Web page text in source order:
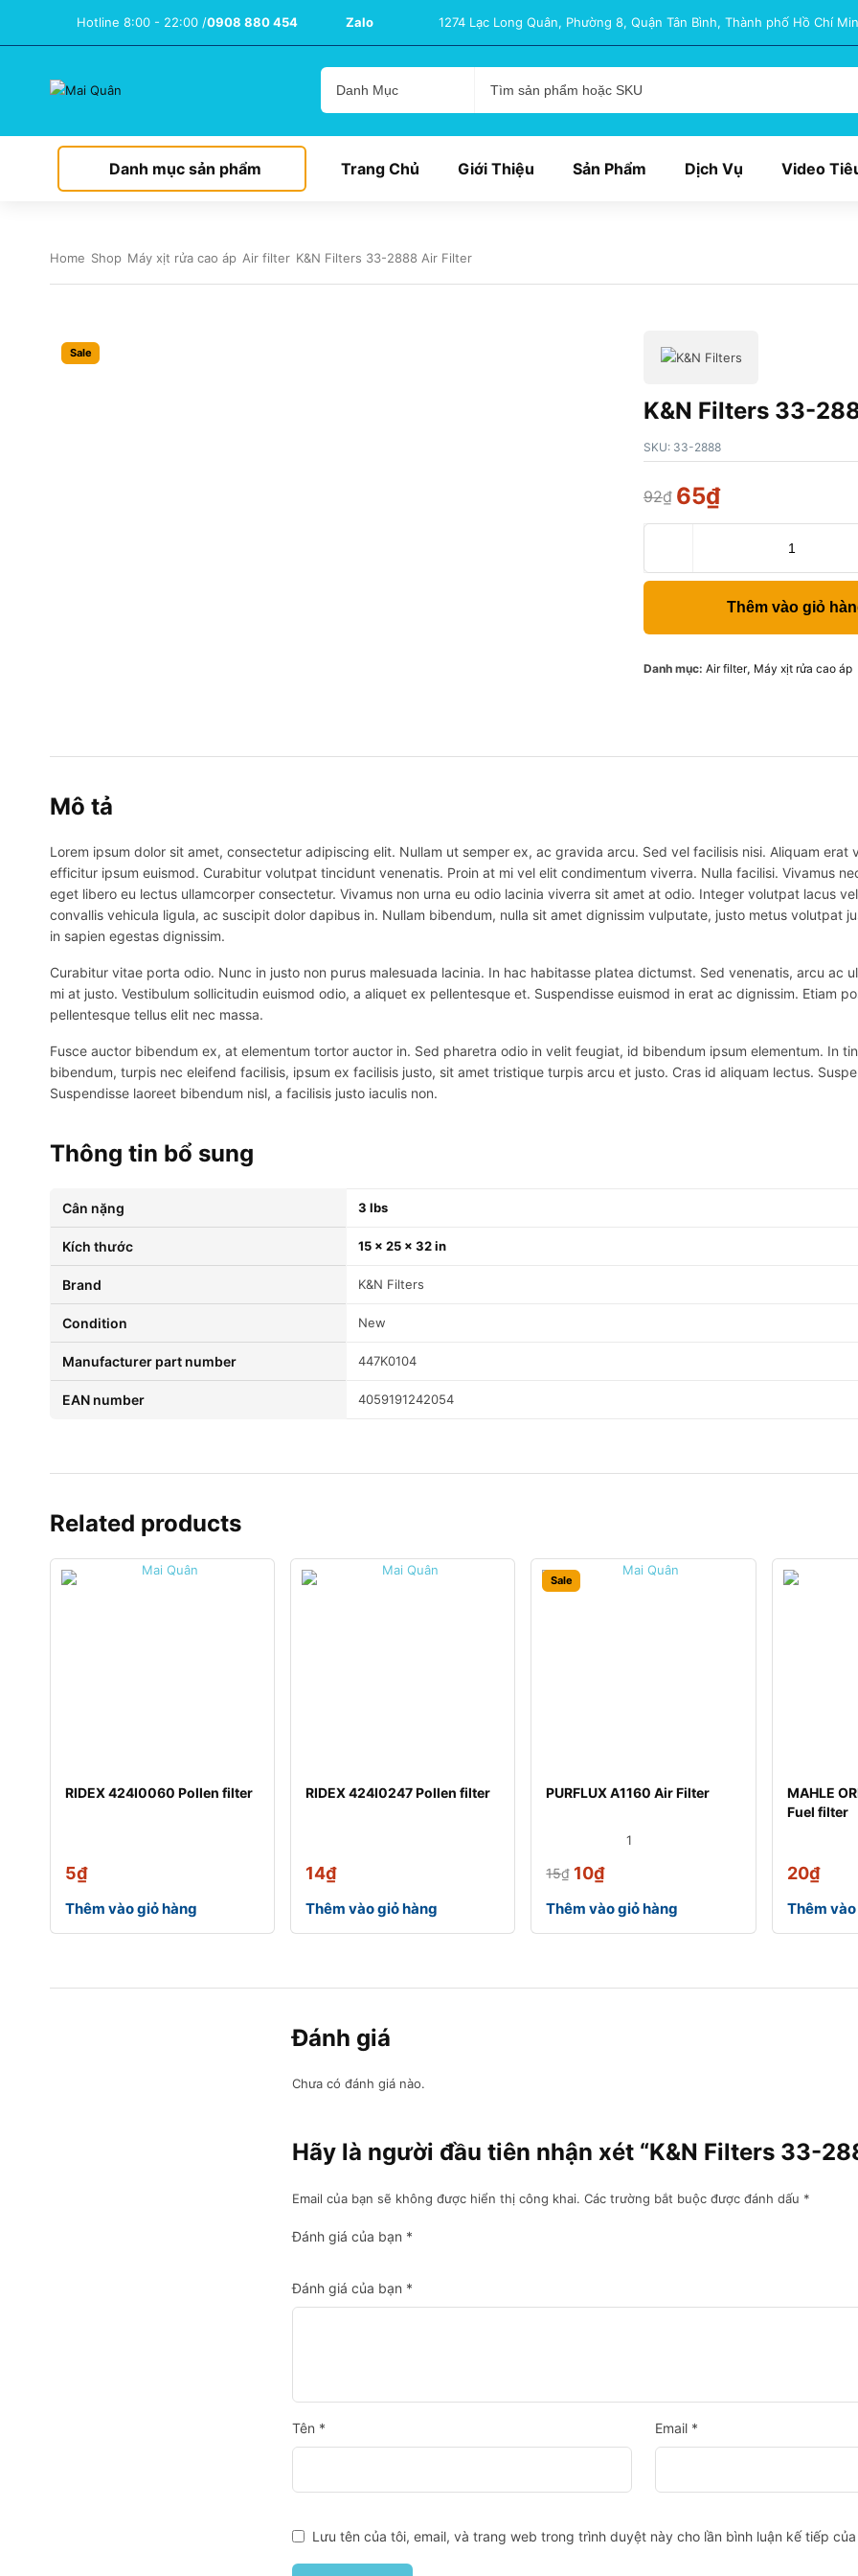
Hotline 8:00 - 22:00 /0908 880 454 Zalo 1274 Lạc Long Quân, Phường 8, Quận Tân Bình, Thành phố Hồ Chí
Danh mục sản phẩm Trang Chủ Giới Thiệu Sản Phẩm Dịch Vụ Video
Home Shop Máy xịt rửa cao áp Air filter K&N Filters 33-2888 Air Filter
Sale
K&N Filters 33-
SKU: 33-2888
92₫ 65₫
Thêm vào giỏ
Danh mục: Air filter, Máy xịt rửa cao áp
Mô tả
Lorem ipsum dolor sit amet, consectetur adipiscing elit. Nullam ut semper ex, ac gravida arcu. Sed vel facilisis nisi. Aliquam
efficitur ipsum euismod. Curabitur volutpat tincidunt venenatis. Proin at mi vel elit condimentum viverra. Nulla facilisi. Vivamus
eget libero eu lectus ullamcorper consectetur. Vivamus non urna eu odio lacinia viverra sit amet at odio. Integer volutpat lacus
convallis vehicula ligula, ac suscipit dolor dapibus in. Nullam bibendum, nulla sit amet dignissim vulputate, justo metus volutpat
in sapien egestas dignissim.
Curabitur vitae porta odio. Nunc in justo non purus malesuada lacinia. In hac habitasse platea dictumst. Sed venenatis, arcu ac
mi at justo. Vestibulum sollicitudin euismod odio, a aliquet ex pellentesque et. Suspendisse euismod in erat ac dignissim. Etiam
pellentesque tellus elit nec massa.
Fusce auctor bibendum ex, at elementum tortor auctor in. Sed pharetra odio in velit feugiat, id bibendum ipsum elementum. In
bibendum, turpis nec eleifend facilisis, ipsum ex facilisis justo, sit amet tristique turpis arcu et justo. Cras id aliquam lectus.
Suspendisse laoreet bibendum nisl, a facilisis justo iaculis non.
Thông tin bổ sung
Cân nặng 3 lbs
Kích thước 15 × 25 × 32 in
brand K&N Filters
condition New
Manufacturer part number 447K0104
EAN number 4059191242054
Related products
RIDEX 424I0060 Pollen filter
5₫
Thêm vào giỏ hàng
RIDEX 424I0247 Pollen filter
14₫
Thêm vào giỏ hàng
Sale
PURFLUX A1160 Air Filter
1
15₫ 10₫
Thêm vào giỏ hàng
MAHLE
Fuel filter
20₫
Thêm
Đánh giá
Chưa có đánh giá nào.
Hãy là người đầu tiên nhận xét “K&N Filters 33-
Email của bạn sẽ không được hiển thị công khai. Các trường bắt buộc được đánh dấu *
Đánh giá của bạn *
Đánh giá của bạn *
Tên * Email *
Lưu tên của tôi, email, và trang web trong trình duyệt này cho lần bình luận kế tiếp